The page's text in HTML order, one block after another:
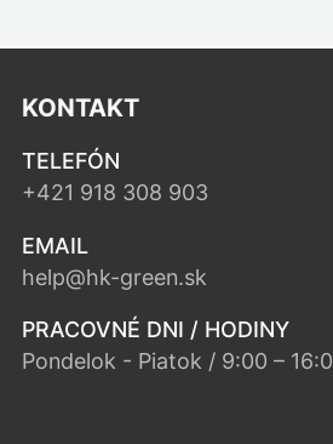
KONTAKT
TELEFÓN
+421 918 308 903
EMAIL
help@hk-green.sk
PRACOVNÉ DNI / HODINY
Pondelok - Piatok / 9:00 –